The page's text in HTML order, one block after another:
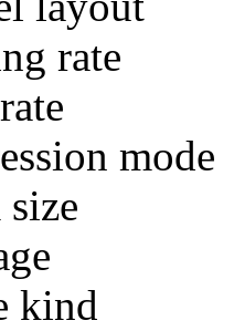
rate :
size :
:
kind :